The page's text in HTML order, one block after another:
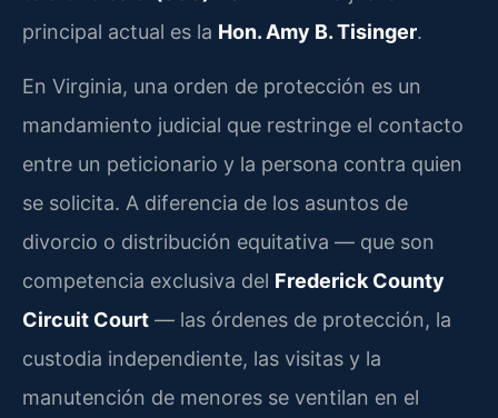
principal actual es la Hon. Amy B. Tisinger.
En Virginia, una orden de protección es un
mandamiento judicial que restringe el contacto
entre un peticionario y la persona contra quien
se solicita. A diferencia de los asuntos de
divorcio o distribución equitativa — que son
competencia exclusiva del Frederick County
Circuit Court — las órdenes de protección, la
custodia independiente, las visitas y la
manutención de menores se ventilan en el